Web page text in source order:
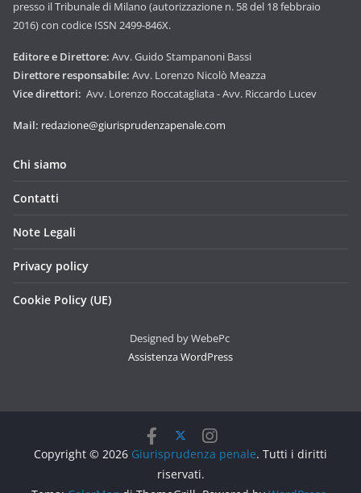
presso il Tribunale di Milano (autorizzazione n. 58 del 18 febbraio
2016) con codice ISSN 2499-846X.
Editore e Direttore: Avv. Guido Stampanoni Bassi
Direttore responsabile: Avv. Lorenzo Nicolò Meazza
Vice direttori: Avv. Lorenzo Roccatagliata - Avv. Riccardo Lucev
Mail: redazione@giurisprudenzapenale.com
Chi siamo
Contatti
Note Legali
Privacy policy
Cookie Policy (UE)
Designed by WebePc
Assistenza WordPress
Copyright © 2026 Giurisprudenza penale. Tutti i diritti
riservati.